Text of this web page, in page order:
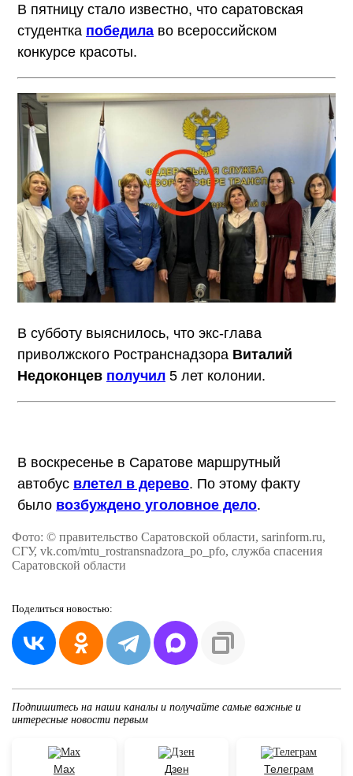
В пятницу стало известно, что саратовская
студентка победила во всероссийском
конкурсе красоты.
В субботу выяснилось, что экс-глава
приволжского Ространснадзора Виталий
Недоконцев получил 5 лет колонии.
В воскресенье в Саратове маршрутный
автобус влетел в дерево. По этому факту
было возбуждено уголовное дело.
Фото: © правительство Саратовской области, sarinform.ru,
СГУ, vk.com/mtu_rostransnadzora_po_pfo, служба спасения
Саратовской области
Поделиться новостью:
Подпишитесь на наши каналы и получайте самые важные и
интересные новости первым
Max Дзен Телеграм